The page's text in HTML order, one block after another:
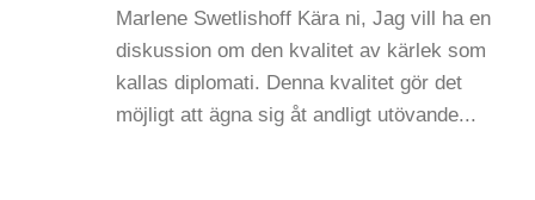
Marlene Swetlishoff Kära ni, Jag vill ha en
diskussion om den kvalitet av kärlek som
kallas diplomati. Denna kvalitet gör det
möjligt att ägna sig åt andligt utövande...